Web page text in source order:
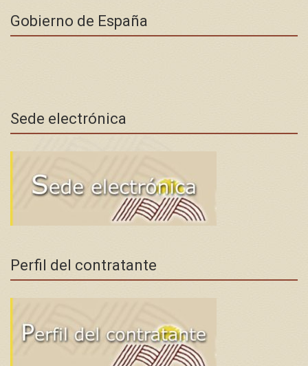
Gobierno de España
Sede electrónica
Perfil del contratante